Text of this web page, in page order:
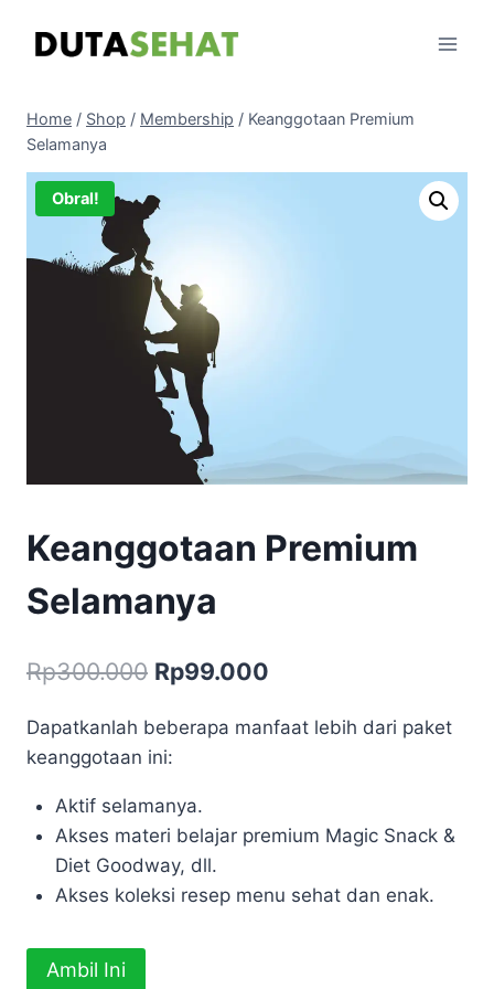
Home / Shop / Membership / Keanggotaan Premium
Selamanya
Obral!
Keanggotaan Premium
Selamanya
Rp300.000 Harga
adalah:
Rp99.000
ini
Dapatkanlah beberapa manfaat lebih dari paket
keanggotaan ini:
Aktif selamanya.
Akses materi belajar premium Magic Snack &
Diet Goodway, dll.
Akses koleksi resep menu sehat dan enak.
Kuantitas
Ambil Ini